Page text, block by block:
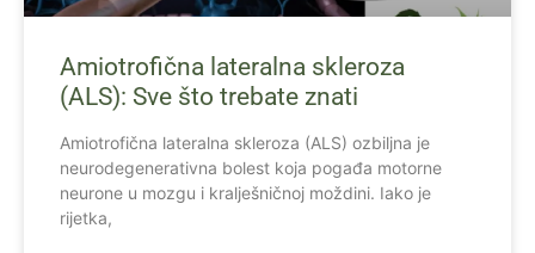
Amiotrofična lateralna skleroza
(ALS): Sve što trebate znati
Amiotrofična lateralna skleroza (ALS) ozbiljna je
neurodegenerativna bolest koja pogađa motorne
neurone u mozgu i kralješničnoj moždini. Iako je
rijetka,